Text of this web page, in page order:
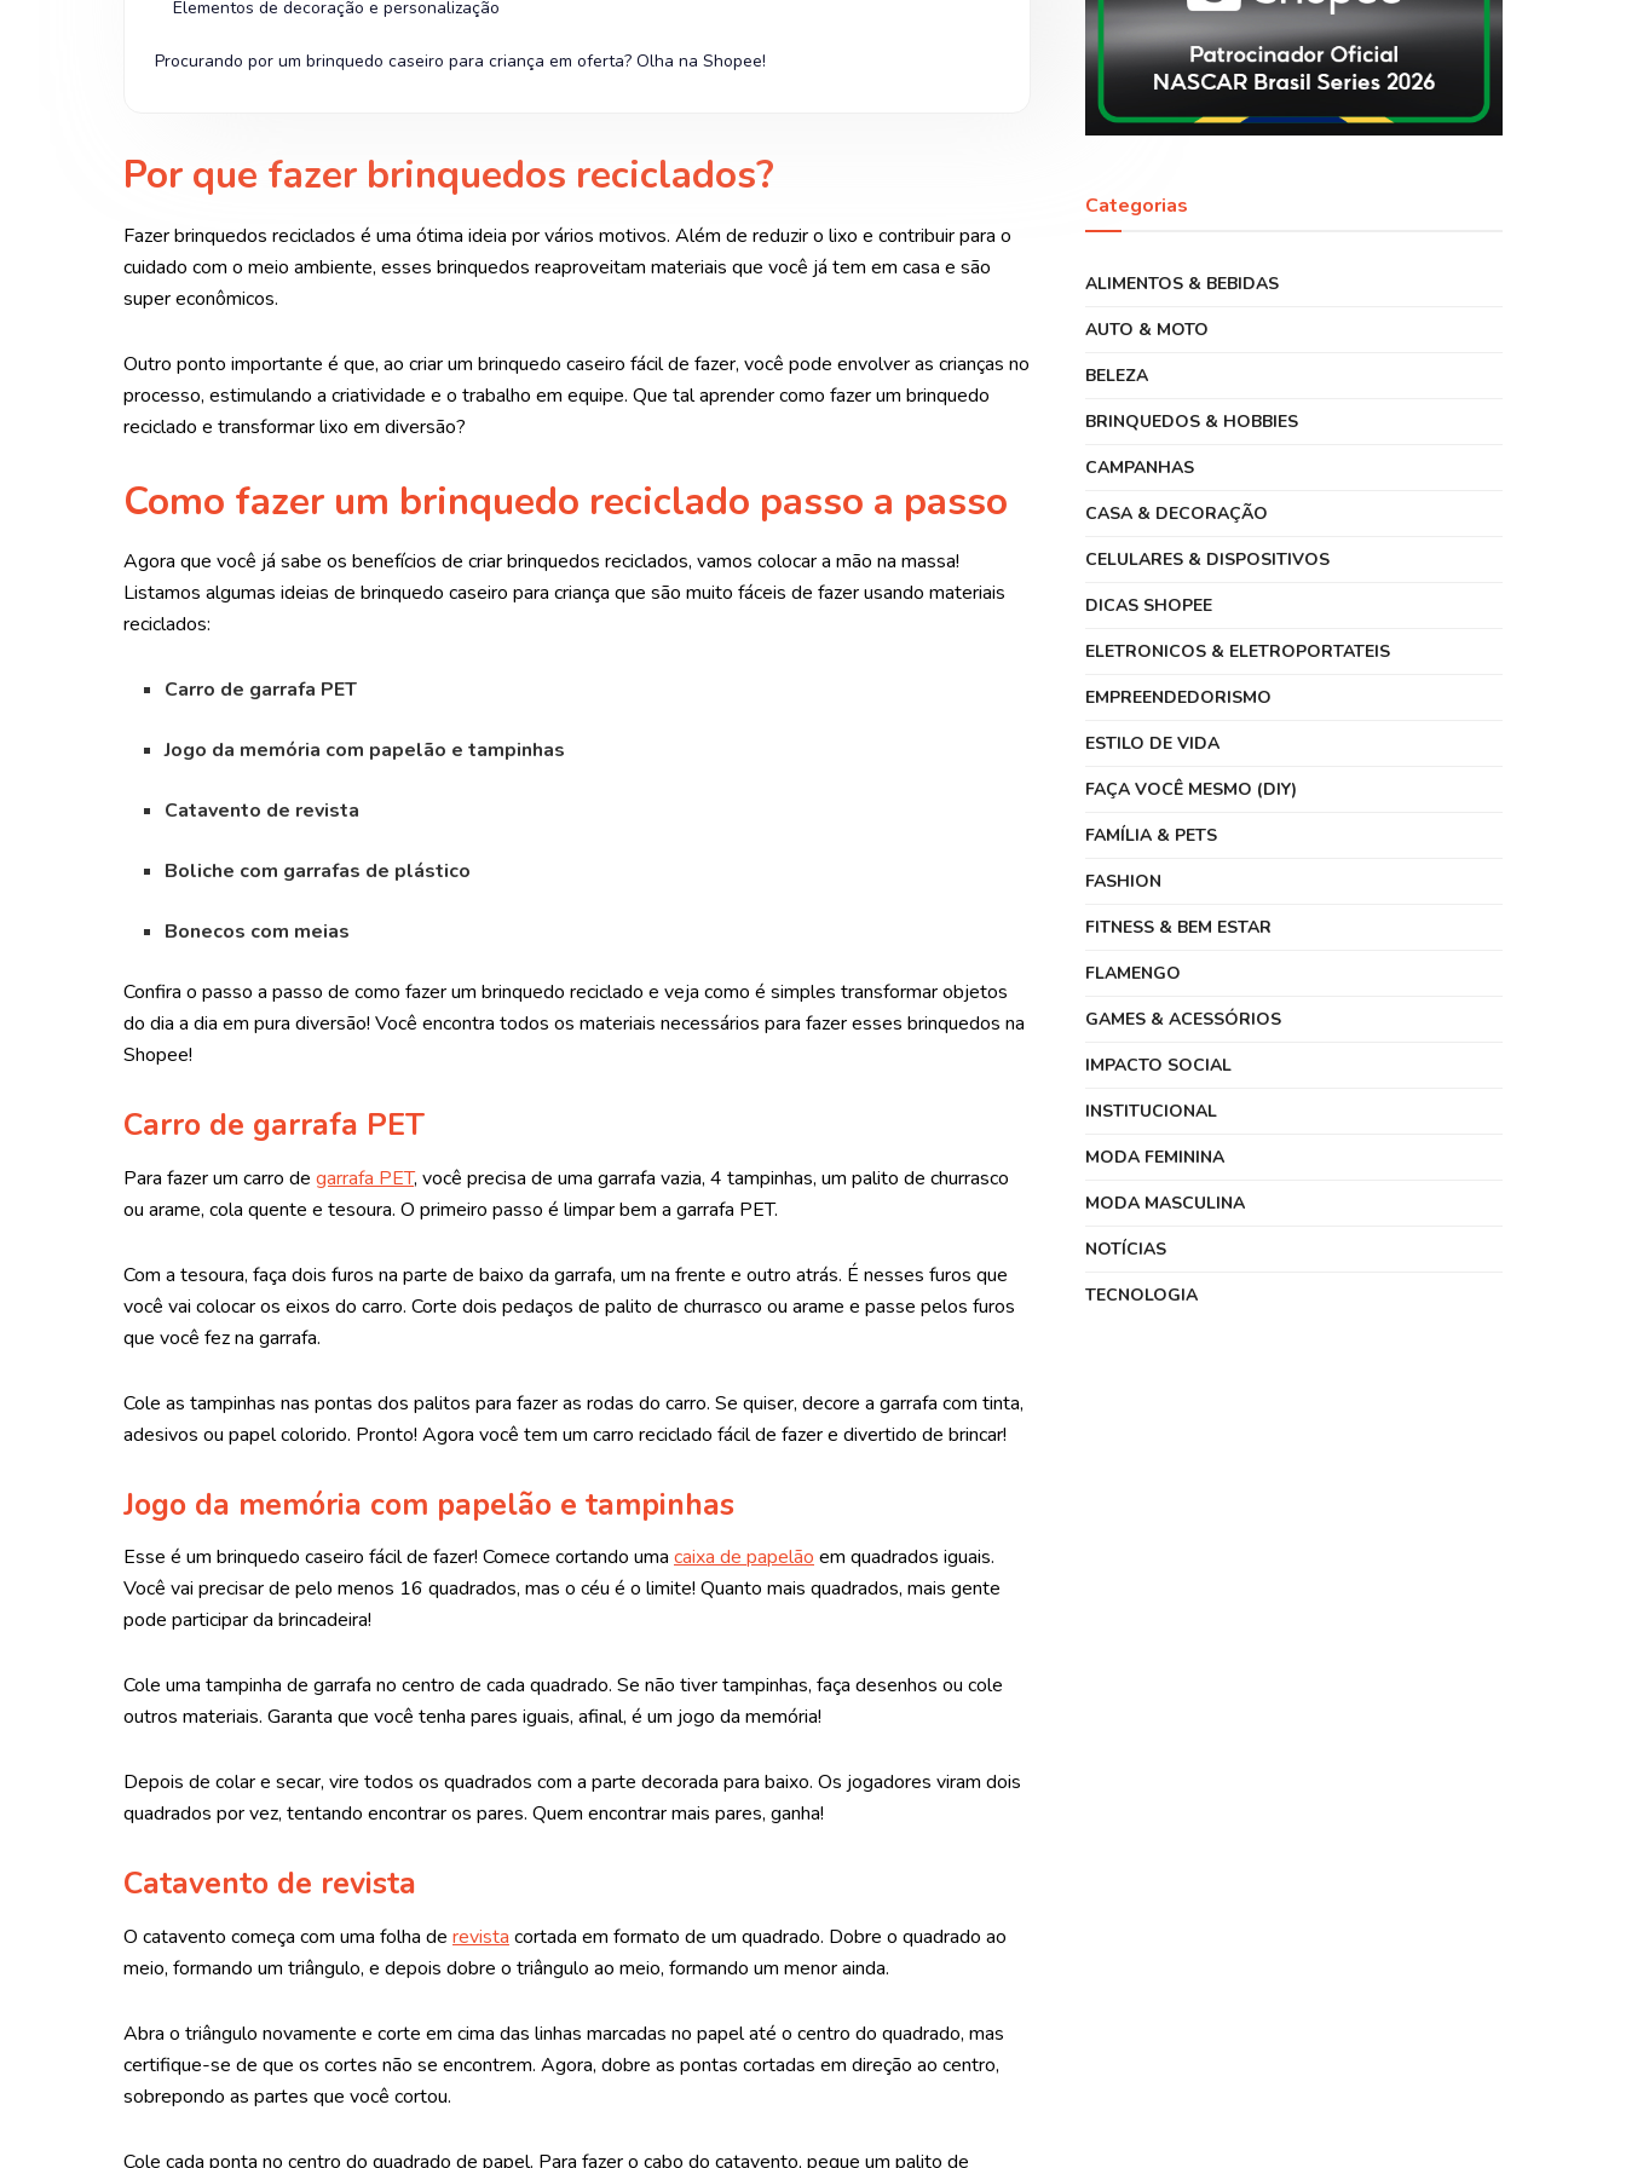
Elementos de decoração e personalização
Procurando por um brinquedo caseiro para criança em oferta? Olha na Shopee!
Por que fazer brinquedos reciclados?
Fazer brinquedos reciclados é uma ótima ideia por vários motivos. Além de reduzir o lixo e contribuir para o
cuidado com o meio ambiente, esses brinquedos reaproveitam materiais que você já tem em casa e são
super econômicos.
Outro ponto importante é que, ao criar um brinquedo caseiro fácil de fazer, você pode envolver as crianças no
processo, estimulando a criatividade e o trabalho em equipe. Que tal aprender como fazer um brinquedo
reciclado e transformar lixo em diversão?
Como fazer um brinquedo reciclado passo a passo
Agora que você já sabe os benefícios de criar brinquedos reciclados, vamos colocar a mão na massa!
Listamos algumas ideias de brinquedo caseiro para criança que são muito fáceis de fazer usando materiais
reciclados:
Carro de garrafa PET
Jogo da memória com papelão e tampinhas
Catavento de revista
Boliche com garrafas de plástico
Bonecos com meias
Confira o passo a passo de como fazer um brinquedo reciclado e veja como é simples transformar objetos
do dia a dia em pura diversão! Você encontra todos os materiais necessários para fazer esses brinquedos na
Shopee!
Carro de garrafa PET
Para fazer um carro de garrafa PET, você precisa de uma garrafa vazia, 4 tampinhas, um palito de churrasco
ou arame, cola quente e tesoura. O primeiro passo é limpar bem a garrafa PET.
Com a tesoura, faça dois furos na parte de baixo da garrafa, um na frente e outro atrás. É nesses furos que
você vai colocar os eixos do carro. Corte dois pedaços de palito de churrasco ou arame e passe pelos furos
que você fez na garrafa.
Cole as tampinhas nas pontas dos palitos para fazer as rodas do carro. Se quiser, decore a garrafa com tinta,
adesivos ou papel colorido. Pronto! Agora você tem um carro reciclado fácil de fazer e divertido de brincar!
Jogo da memória com papelão e tampinhas
Esse é um brinquedo caseiro fácil de fazer! Comece cortando uma caixa de papelãoem quadrados iguais.
Você vai precisar de pelo menos 16 quadrados, mas o céu é o limite! Quanto mais quadrados, mais gente
pode participar da brincadeira!
Cole uma tampinha de garrafa no centro de cada quadrado. Se não tiver tampinhas, faça desenhos ou cole
outros materiais. Garanta que você tenha pares iguais, afinal, é um jogo da memória!
Depois de colar e secar, vire todos os quadrados com a parte decorada para baixo. Os jogadores viram dois
quadrados por vez, tentando encontrar os pares. Quem encontrar mais pares, ganha!
Catavento de revista
O catavento começa com uma folha de revista cortada em formato de um quadrado. Dobre o quadrado ao
meio, formando um triângulo, e depois dobre o triângulo ao meio, formando um menor ainda.
Abra o triângulo novamente e corte em cima das linhas marcadas no papel até o centro do quadrado, mas
certifique-se de que os cortes não se encontrem. Agora, dobre as pontas cortadas em direção ao centro,
sobrepondo as partes que você cortou.
Cole cada ponta no centro do quadrado de papel. Para fazer o cabo do catavento, pegue um palito de
Categorias
ALIMENTOS & BEBIDAS
AUTO & MOTO
BELEZA
BRINQUEDOS & HOBBIES
CAMPANHAS
CASA & DECORAÇÃO
CELULARES & DISPOSITIVOS
DICAS SHOPEE
ELETRONICOS & ELETROPORTATEIS
EMPREENDEDORISMO
ESTILO DE VIDA
FAÇA VOCÊ MESMO (DIY)
FAMÍLIA & PETS
FASHION
FITNESS & BEM ESTAR
FLAMENGO
GAMES & ACESSÓRIOS
IMPACTO SOCIAL
INSTITUCIONAL
MODA FEMININA
MODA MASCULINA
NOTÍCIAS
TECNOLOGIA